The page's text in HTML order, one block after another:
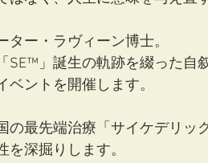
ター・ラヴィーン博士。
SE™」誕生の軌跡を綴った自
ントを開催します。
の最先端治療「サイケデリッ
深掘りします。